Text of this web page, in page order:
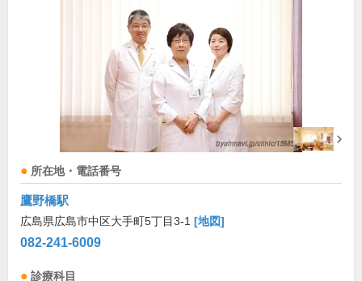
所在地・電話番号
鷹野橋駅
広島県広島市中区大手町5丁目3-1 [地図]
082-241-6009
診療科目